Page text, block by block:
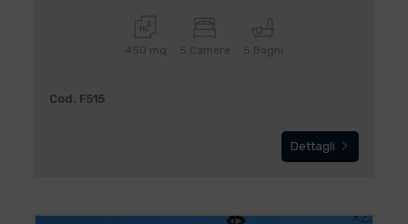
450 mq 5 Camere 5 Bagni
Cod. F515
Dettagli